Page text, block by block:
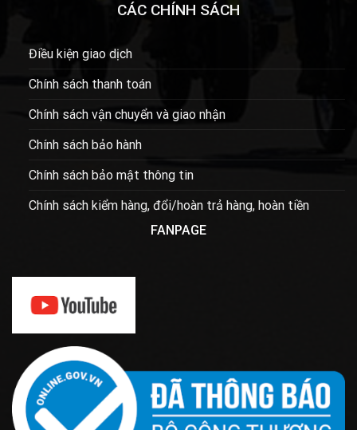
CÁC CHÍNH SÁCH
Điều kiện giao dịch
Chính sách thanh toán
Chính sách vận chuyển và giao nhận
Chính sách bảo hành
Chính sách bảo mật thông tin
Chính sách kiểm hàng, đổi/hoàn trả hàng, hoàn tiền
FANPAGE